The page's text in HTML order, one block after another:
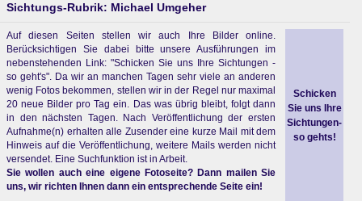
Sichtungs-Rubrik: Michael Umgeher
Auf diesen Seiten stellen wir auch Ihre Bilder online.
Berücksichtigen Sie dabei bitte unsere Ausführungen im
nebenstehenden Link: "Schicken Sie uns Ihre Sichtungen -
so geht's". Da wir an manchen Tagen sehr viele an anderen
wenig Fotos bekommen, stellen wir in der Regel nur maximal
20 neue Bilder pro Tag ein. Das was übrig bleibt, folgt dann
in den nächsten Tagen. Nach Veröffentlichung der ersten
Aufnahme(n) erhalten alle Zusender eine kurze Mail mit dem
Hinweis auf die Veröffentlichung, weitere Mails werden nicht
versendet. Eine Suchfunktion ist in Arbeit.
Sie wollen auch eine eigene Fotoseite? Dann mailen Sie
uns, wir richten Ihnen dann ein entsprechende Seite ein!
Schicken
Sie uns Ihre
Sichtungen-
so gehts!